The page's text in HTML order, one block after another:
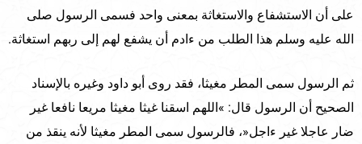
على أن الاستشفاع والاستغاثة بمعنى واحد فسمى الرسول صلى
الله عليه وسلم هذا الطلب من ءادم أن يشفع لهم إلى ربهم استغاثة.
ثم الرسول سمى المطر مغيثا، فقد روى أبو داود وغيره بالإسناد
الصحيح أن الرسول قال: »اللهم اسقنا غيثا مغيثا مريعا نافعا غير
ضار عاجلا غير ءاجل«، فالرسول سمى المطر مغيثا لأنه ينقذ من